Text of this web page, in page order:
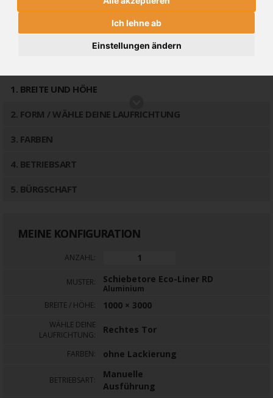
Ich lehne ab
Einstellungen ändern
SCHIEBETORE ECO-LINER RD
PREIS
1 . BREITE UND HÖHE
2. FORM / WÄHLE DEINE LAUFRICHTUNG
3. FARBEN
4. BETRIEBSART
5. BÜRGSCHAFT
MEINE KONFIGURATION
ANZAHL:
MUSTER: Schiebetore Eco-Liner RD
Aluminium
BREITE / HÖHE: 1000 × 3000
WÄHLE DEINE
LAUFRICHTUNG:
Rechtes Tor
FARBEN: ohne Lackierung
BETRIEBSART:
Manuelle
Ausführung